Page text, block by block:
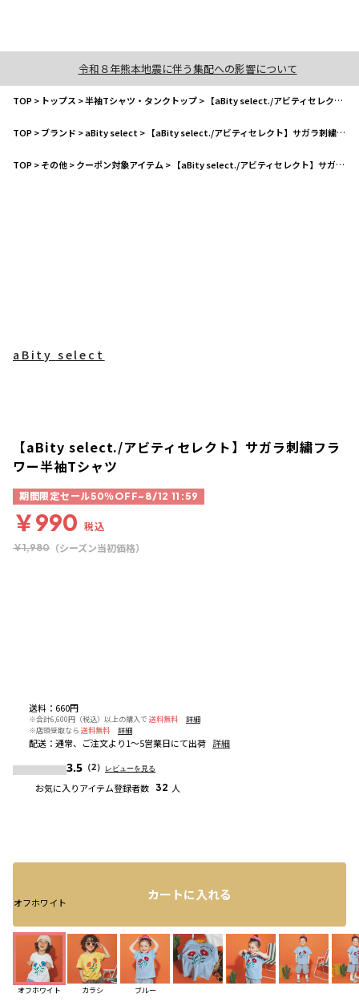
令和８年熊本地震に伴う集配への影響について
TOP> トップス >半袖Tシャツ・タンクトップ> 【aBity select./アビティセレクト】サガラ刺繍フラワー半袖Tシャツ
TOP>ブランド >aBity select > 【aBity select./アビティセレクト】サガラ刺繍フラワー半袖Tシャツ
TOP>その他>クーポン対象アイテム > 【aBity select./アビティセレクト】サガラ刺繍フラワー半袖Tシャツ
オフホワイト
オフホワイト カラシ ブルー
送料 ： 660円
※合計6,600円（税込）以上の購入で 送料無料
詳細
※店頭受取なら 送料無料 詳細
配送 ： 通常、ご注文より1～5営業日にて出荷 詳細
3.5 （2） レビューを見る
お気に入りアイテム登録者数 32 人
aBity select
【aBity select./アビティセレクト】サガラ刺繍フラ
ワー半袖Tシャツ
期間限定セール50％OFF~8/12 11:59
￥990 税込
￥1,980 （シーズン当初価格）
カートに入れる